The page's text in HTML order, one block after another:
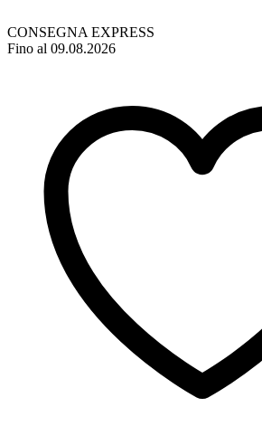
CONSEGNA EXPRESS
Fino al 09.08.2026